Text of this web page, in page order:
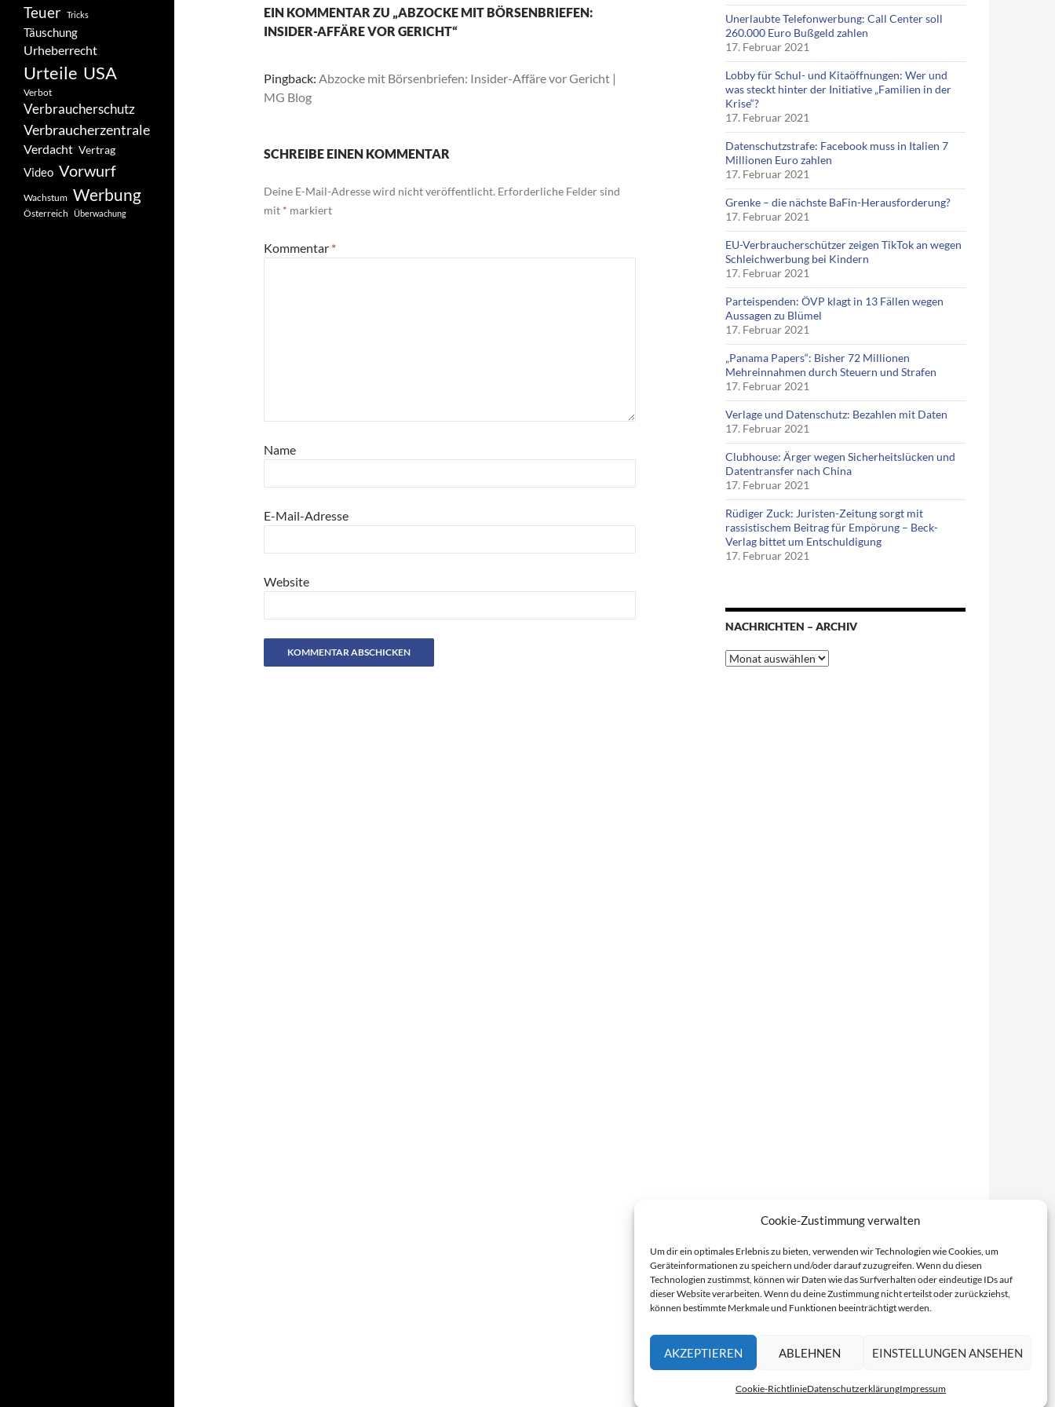
Cookie-Zustimmung verwalten
Um dir ein optimales Erlebnis zu bieten, verwenden wir Technologien wie Cookies, um
Geräteinformationen zu speichern und/oder darauf zuzugreifen. Wenn du diesen
Technologien zustimmst, können wir Daten wie das Surfverhalten oder eindeutige IDs auf
dieser Website verarbeiten. Wenn du deine Zustimmung nicht erteilst oder zurückziehst,
können bestimmte Merkmale und Funktionen beeinträchtigt werden.
AKZEPTIEREN ABLEHNEN EINSTELLUNGEN ANSEHEN
Cookie-RichtlinieDatenschutzerklärungImpressum
EIN KOMMENTAR ZU „ABZOCKE MIT BÖRSENBRIEFEN:
INSIDER-AFFÄRE VOR GERICHT“
Pingback: Abzocke mit Börsenbriefen: Insider-Affäre vor Gericht |
MG Blog
SCHREIBE EINEN KOMMENTAR
Deine E-Mail-Adresse wird nicht veröffentlicht. Erforderliche Felder sind
mit * markiert
Kommentar *
Name
E-Mail-Adresse
Website
Unerlaubte Telefonwerbung: Call Center soll
260.000 Euro Bußgeld zahlen
17. Februar 2021
Lobby für Schul- und Kitaöffnungen: Wer und
was steckt hinter der Initiative „Familien in der
Krise“?
17. Februar 2021
Datenschutzstrafe: Facebook muss in Italien 7
Millionen Euro zahlen
17. Februar 2021
Grenke – die nächste BaFin-Herausforderung?
17. Februar 2021
EU-Verbraucherschützer zeigen TikTok an wegen
Schleichwerbung bei Kindern
17. Februar 2021
Parteispenden: ÖVP klagt in 13 Fällen wegen
Aussagen zu Blümel
17. Februar 2021
„Panama Papers“: Bisher 72 Millionen
Mehreinnahmen durch Steuern und Strafen
17. Februar 2021
Verlage und Datenschutz: Bezahlen mit Daten
17. Februar 2021
Clubhouse: Ärger wegen Sicherheitslücken und
Datentransfer nach China
17. Februar 2021
Rüdiger Zuck: Juristen-Zeitung sorgt mit
rassistischem Beitrag für Empörung – Beck-
Verlag bittet um Entschuldigung
17. Februar 2021
NACHRICHTEN – ARCHIV
Nachrichten
–
Teuer Tricks
Täuschung
Urheberrecht
Urteile USA
Verbot
Verbraucherschutz
Verbraucherzentrale
Verdacht Vertrag
Video Vorwurf
Wachstum Werbung
Österreich Überwachung